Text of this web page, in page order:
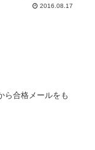
2016.08.17
ら合格メールをも